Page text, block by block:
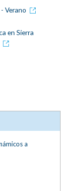
Verano
en Sierra
a